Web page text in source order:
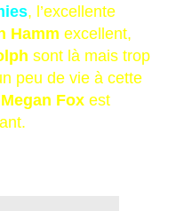
, l’excellente
Hamm excellent,
sont là mais trop
peu de vie à cette
Megan Fox est